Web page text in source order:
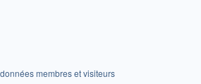
membres et visiteurs